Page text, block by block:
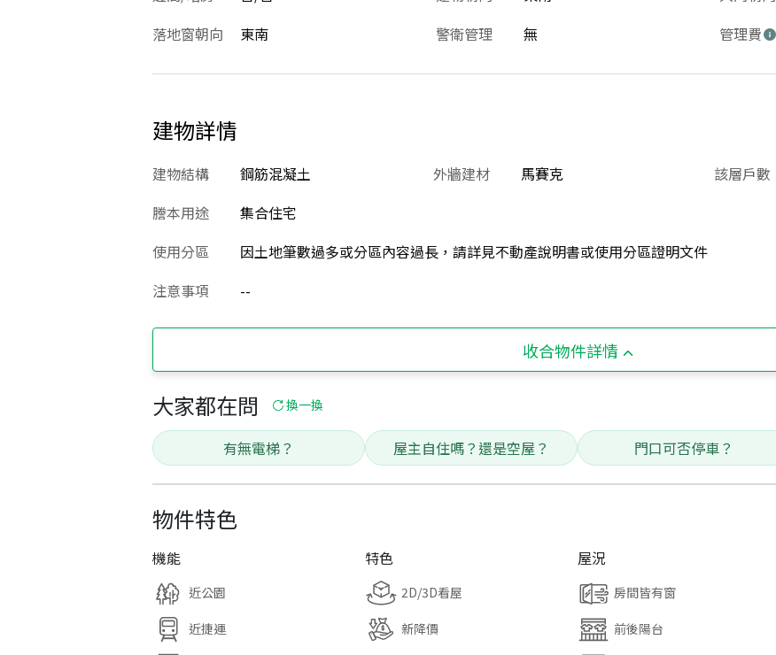
落地窗朝向
東南 警衛管理 無 管理費
建物詳情
建物結構 鋼筋混凝土 外牆建材 馬賽克 該層戶數
謄本用途
集合住宅
使用分區
因土地筆數過多或分區內容過長，請詳見不動產說明書或使用分區證明文件
注意事項
--
收合物件詳情
大家都在問 換一換
有無電梯？ 屋主自住嗎？還是空屋？ 門口可否停車？
物件特色
機能
近公園
近捷運
特色
2D/3D看屋
新降價
屋況
房間皆有窗
前後陽台